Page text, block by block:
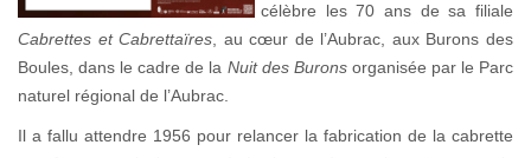
célèbre les 70 ans de sa filiale
Cabrettes et Cabrettaïres, au cœur de l’Aubrac, aux Burons des
Boules, dans le cadre de la Nuit des Buronsorganisée par le Parc
naturel régional de l’Aubrac.
Il a fallu attendre 1956 pour relancer la fabrication de la cabrette